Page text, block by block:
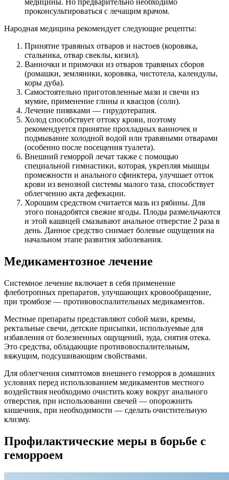
медицины. Но предварительно необходимо
проконсультироваться с лечащим врачом.
Народная медицина рекомендует следующие рецепты:
Принятие травяных отваров и настоев (коровяка,
стальника, отвар свеклы, кизил).
Ванночки и примочки из отваров травяных сборов
(ромашки, земляники, коровяка, чистотела, календулы,
коры дуба).
Самостоятельно приготовленные мази и свечи из
мумие, применение глины и квасцов (соли).
Лечение пиявками — гирудотерапия.
Холод способствует оттоку крови, поэтому
рекомендуется принятие прохладных ванночек и
подмывание холодной водой или травяными отварами
(особенно после посещения туалета).
Внешний геморрой лечат также с помощью
специальной гимнастики, которая, укрепляя мышцы
промежности и анального сфинктера, улучшает отток
крови из венозной системы малого таза, способствует
облегчению акта дефекации.
Хорошим средством считается мазь из рябины. Для
этого понадобятся свежие ягоды. Плоды размельчаются
и этой кашицей смазывают анальное отверстие 2 раза в
день. Данное средство снимает болевые ощущения на
начальном этапе развития заболевания.
Медикаментозное лечение
Системное лечение включает в себя применение
флеботропных препаратов, улучшающих кровообращение,
при тромбозе — противовоспалительных медикаментов.
Местные препараты представляют собой мази, кремы,
ректальные свечи, детские присыпки, используемые для
избавления от болезненных ощущений, зуда, снятия отека.
Это средства, обладающие противовоспалительным,
вяжущим, подсушивающим свойствами.
Для облегчения симптомов внешнего геморроя в домашних
условиях перед использованием медикаментов местного
воздействия необходимо очистить кожу вокруг анального
отверстия, при использовании свечей — опорожнить
кишечник, при необходимости — сделать очистительную
клизму.
Профилактические меры в борьбе с
геморроем